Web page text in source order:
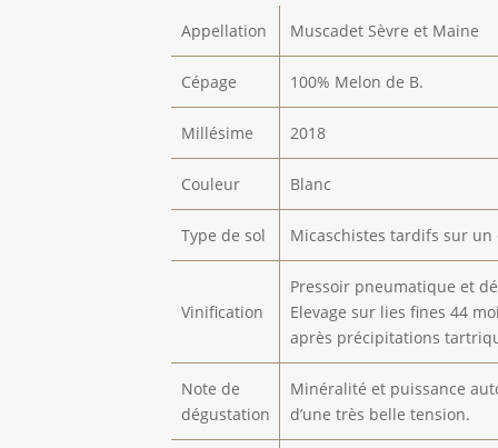
Appellation Muscadet Sèvre et Maine
Cépage 100% Melon de B.
Millésime 2018
Couleur Blanc
Type de sol Micaschistes tardifs sur
Vinification
Pressoir pneumatique et
Elevage sur lies fines 44
après précipitations
Note de
dégustation
Minéralité et puissance
d’une très belle tension.